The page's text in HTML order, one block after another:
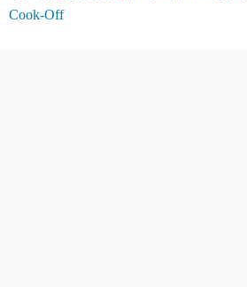
Cook-Off